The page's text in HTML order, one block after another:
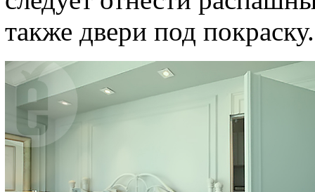
также двери под покраску.